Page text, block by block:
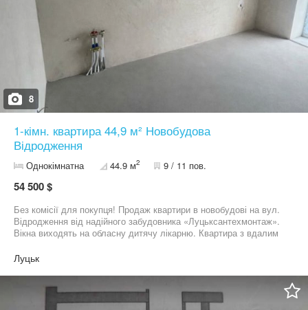
8
1-кімн. квартира 44,9 м² Новобудова
Відродження
Однокімнатна 44.9 м2 9 / 11 пов.
54 500 $
Без комісії для покупця! Продаж квартири в новобудові на вул.
Відродження від надійного забудовника «Луцьксантехмонтаж».
Вікна виходять на обласну дитячу лікарню. Квартира з вдалим
кухня, гардероб та велика лоджія. Будинок розташований у
топовому, розбудованому районі з розвиненою
інфраструктурою: поруч магазини, школи, садочки, зручна
транспортна розв’язка. Чудовий варіант для проживання або
інвестиції. Телефонуйте для детальної інформації та огляду)
Луцьк